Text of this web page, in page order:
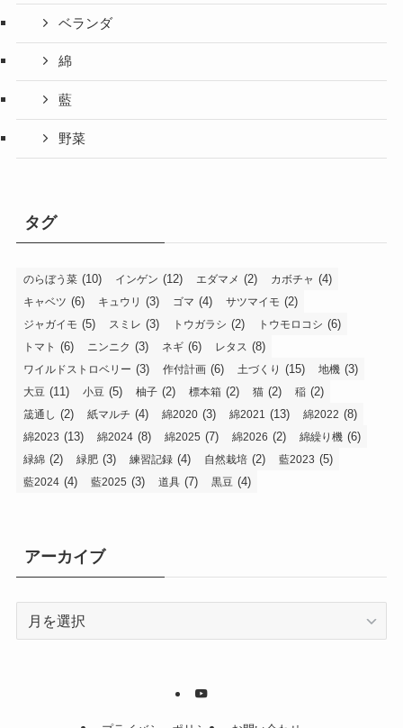
ベランダ
綿
藍
野菜
タグ
のらぼう菜 (10) インゲン (12) エダマメ (2) カボチャ (4)
キャベツ (6) キュウリ (3) ゴマ (4) サツマイモ (2)
ジャガイモ (5) スミレ (3) トウガラシ (2) トウモロコシ (6)
トマト (6) ニンニク (3) ネギ (6) レタス (8)
ワイルドストロベリー (3) 作付計画 (6) 土づくり (15) 地機 (3)
大豆 (11) 小豆 (5) 柚子 (2) 標本箱 (2) 猫 (2) 稲 (2)
筬通し (2) 紙マルチ (4) 綿2020 (3) 綿2021 (13) 綿2022 (8)
綿2023 (13) 綿2024 (8) 綿2025 (7) 綿2026 (2) 綿繰り機 (6)
緑綿 (2) 緑肥 (3) 練習記録 (4) 自然栽培 (2) 藍2023 (5)
藍2024 (4) 藍2025 (3) 道具 (7) 黒豆 (4)
アーカイブ